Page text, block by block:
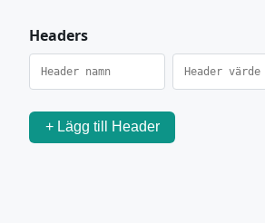
Headers
+ Lägg till Header